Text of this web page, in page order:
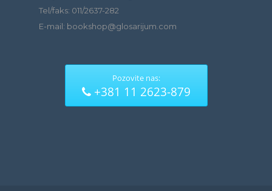
Tel/faks: 011/2637-282
E-mail: bookshop@glosarijum.com
Pozovite nas:
+381 11 2623-879